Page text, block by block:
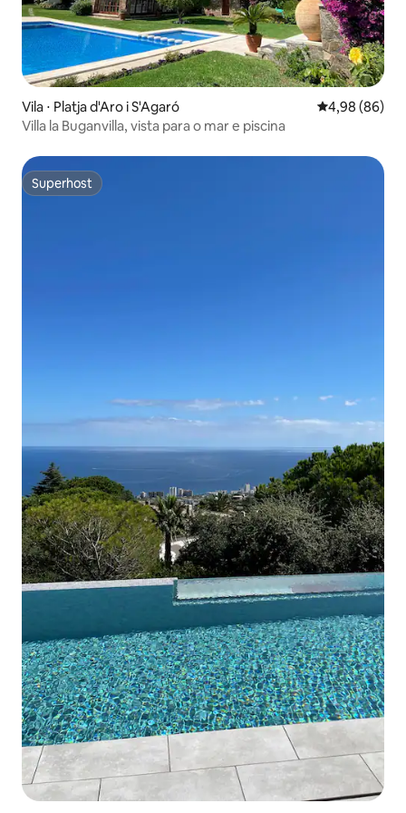
Vila ⋅ Platja d'Aro i S'Agaró 4,98 de uma
4,98 (86)
Villa la Buganvilla, vista para o mar e piscina
Superhost
Superhost